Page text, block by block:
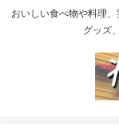
おいしい食べ物や料理
グッズ